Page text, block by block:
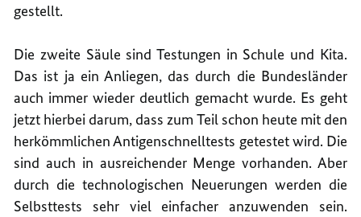
gestellt.
Die zweite Säule sind Testungen in Schule und Kita.
Das ist ja ein Anliegen, das durch die Bundesländer
auch immer wieder deutlich gemacht wurde. Es geht
jetzt hierbei darum, dass zum Teil schon heute mit den
herkömmlichen Antigenschnelltests getestet wird. Die
sind auch in ausreichender Menge vorhanden. Aber
durch die technologischen Neuerungen werden die
Selbsttests sehr viel einfacher anzuwenden sein.